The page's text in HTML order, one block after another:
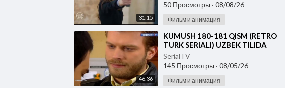
31:15
50 Просмотры · 08/08/26
Фильм и анимация
46:36
⁣KUMUSH 180-181 QISM (RETRO
TURK SERIALI) UZBEK TILIDA
SerialTV
145 Просмотры · 08/05/26
Фильм и анимация